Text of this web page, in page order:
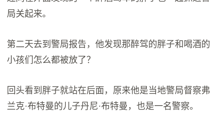
局关起来。
第二天去到警局报告，他发现那醉驾的胖子和喝酒的
小孩们怎么都被放了？
回头看到胖子就站在后面，原来他是当地警局督察弗
兰克·布特曼的儿子丹尼·布特曼，也是一名警察。